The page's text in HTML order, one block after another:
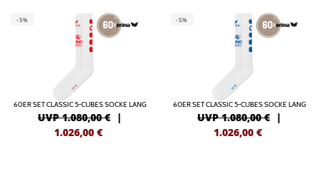
-5%
60ER SET CLASSIC 5-CUBES SOCKE LANG
UVP 1.080,00 € |
1.026,00 €
-5%
60ER SET CLASSIC 5-CUBES SOCKE LANG
UVP 1.080,00 € |
1.026,00 €